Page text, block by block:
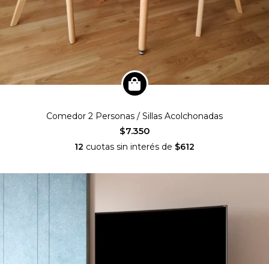
Comedor 2 Personas / Sillas Acolchonadas
$7.350
12 cuotas sin interés de $612